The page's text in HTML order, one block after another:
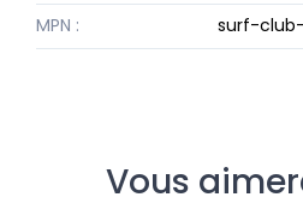
MPN :
surf-
Vous